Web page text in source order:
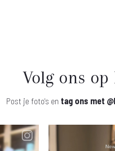
Volg ons
Post je foto's en tag ons met